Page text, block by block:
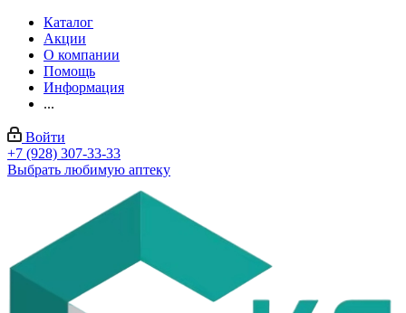
Каталог
Акции
О компании
Помощь
Информация
...
Войти
+7 (928) 307-33-33
Выбрать любимую аптеку